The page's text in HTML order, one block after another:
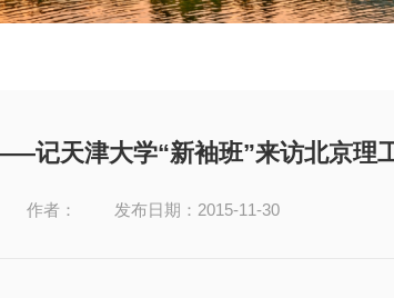
记天津大学“新袖班”来访北京理
作者： 发布日期：2015-11-30